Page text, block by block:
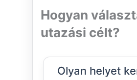
Hogyan
utazási célt?
Olyan helyet